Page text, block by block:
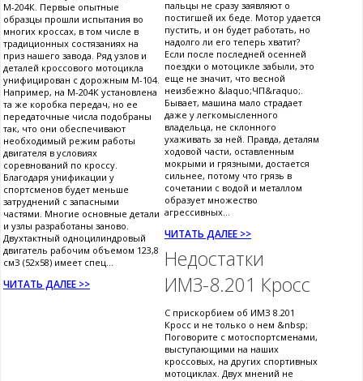
М-204К. Первые опытные
образцы прошли испытания во
многих кроссах, в том числе в
традиционных состязаниях на
приз нашего завода. Ряд узлов и
деталей кроссового мотоцикла
унифицирован с дорожным М-104.
Например, на М-204К установлена
та же коробка передач, но ее
передаточные числа подобраны
так, что они обеспечивают
необходимый режим работы
двигателя в условиях
соревнований по кроссу.
Благодаря унификации у
спортсменов будет меньше
затруднений с запасными
частями. Многие основные детали
и узлы разработаны заново.
Двухтактный одноцилиндровый
двигатель рабочим объемом 123,8
смЗ (52x58) имеет спец...
ЧИТАТЬ ДАЛЕЕ >>
пальцы не сразу заявляют о
постигшей их беде. Мотор удается
пустить, и он будет работать, но
надолго ли его теперь хватит?
Если после последней осенней
поездки о мотоцикле забыли, это
еще не значит, что весной
неизбежно &laquo;ЧП&raquo;.
Бывает, машина мало страдает
даже у легкомысленного
владельца, не склонного
ухаживать за ней. Правда, деталям
ходовой части, оставленным
мокрыми и грязными, достается
сильнее, потому что грязь в
сочетании с водой и металлом
образует множество
агрессивных...
ЧИТАТЬ ДАЛЕЕ >>
Недостатки
ИМЗ-8.201 Кросс
С прискорбием об ИМЗ 8.201
Кросс и не только о нем &nbsp;
Поговорите с мотоспортсменами,
выступающими на наших
кроссовых, на других спортивных
мотоциклах. Двух мнений не